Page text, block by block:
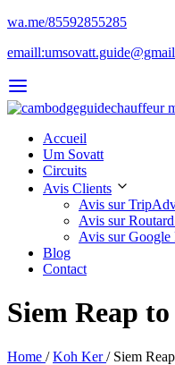
wa.me/85592855285
Accueil
Um Sovatt
Circuits
Avis Clients
Avis sur
Avis sur
Avis sur Google
Blog
Contact
Siem Reap
Home /Koh Ker / Siem